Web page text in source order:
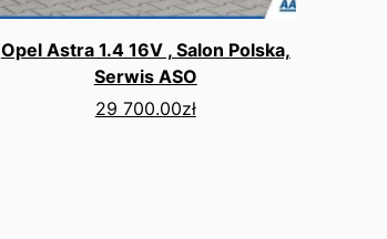
Opel Astra 1.4 16V , Salon Polska,
Serwis ASO
29 700.00zł